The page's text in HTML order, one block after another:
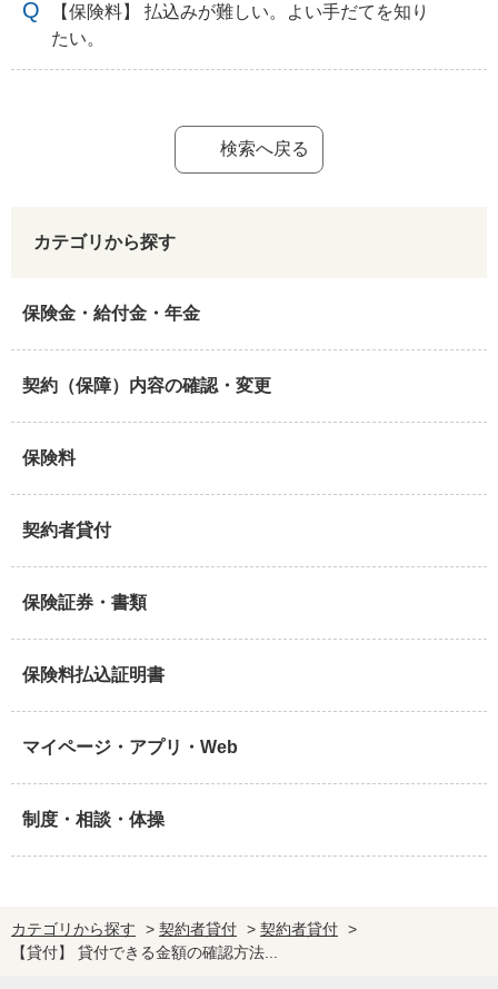
【保険料】 払込みが難しい。よい手だてを知り
たい。
検索へ戻る
カテゴリから探す
保険金・給付金・年金
契約（保障）内容の確認・変更
保険料
契約者貸付
保険証券・書類
保険料払込証明書
マイページ・アプリ・Web
制度・相談・体操
カテゴリから探す > 契約者貸付 > 契約者貸付 >
【貸付】 貸付できる金額の確認方法...